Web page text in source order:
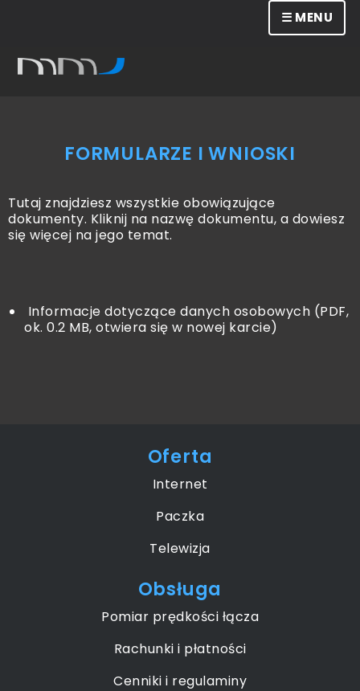
☰ MENU
FORMULARZE I WNIOSKI
Tutaj znajdziesz wszystkie obowiązujące
dokumenty. Kliknij na nazwę dokumentu, a dowiesz
się więcej na jego temat.
Informacje dotyczące danych osobowych (PDF,
ok. 0.2 MB, otwiera się w nowej karcie)
Oferta
Internet
Paczka
Telewizja
Obsługa
Pomiar prędkości łącza
Rachunki i płatności
Cenniki i regulaminy